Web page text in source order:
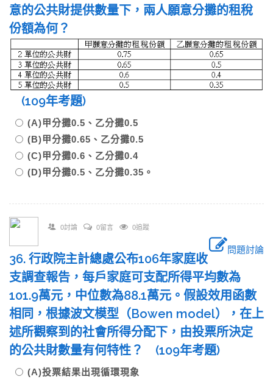
意的公共財提供數量下，兩人願意分攤的租稅
份額為何？
(109年考題)
(A)甲分攤0.5、乙分攤0.5
(B)甲分攤0.65、乙分攤0.5
(C)甲分攤0.6、乙分攤0.4
(D)甲分攤0.5、乙分攤0.35。
0討論 0留言 0追蹤
問題討論
36. 行政院主計總處公布106年家庭收
支調查報告，每戶家庭可支配所得平均數為
101.9萬元，中位數為88.1萬元。假設效用函數
相同，根據波文模型（Bowen model），在上
述所觀察到的社會所得分配下，由投票所決定
的公共財數量有何特性？ (109年考題)
(A)投票結果出現循環現象